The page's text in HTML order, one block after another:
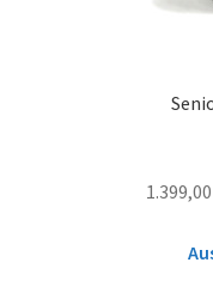
1.399,00